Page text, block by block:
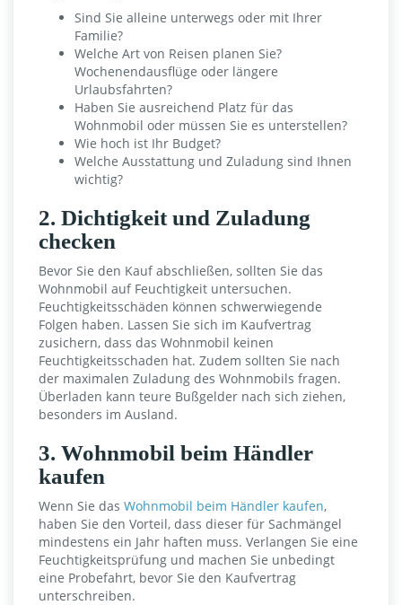
Sind Sie alleine unterwegs oder mit Ihrer
Familie?
Welche Art von Reisen planen Sie?
Wochenendausflüge oder längere
Urlaubsfahrten?
Haben Sie ausreichend Platz für das
Wohnmobil oder müssen Sie es unterstellen?
Wie hoch ist Ihr Budget?
Welche Ausstattung und Zuladung sind Ihnen
wichtig?
2. Dichtigkeit und Zuladung
checken
Bevor Sie den Kauf abschließen, sollten Sie das
Wohnmobil auf Feuchtigkeit untersuchen.
Feuchtigkeitsschäden können schwerwiegende
Folgen haben. Lassen Sie sich im Kaufvertrag
zusichern, dass das Wohnmobil keinen
Feuchtigkeitsschaden hat. Zudem sollten Sie nach
der maximalen Zuladung des Wohnmobils fragen.
Überladen kann teure Bußgelder nach sich ziehen,
besonders im Ausland.
3. Wohnmobil beim Händler
kaufen
Wenn Sie das Wohnmobil beim Händler kaufen,
haben Sie den Vorteil, dass dieser für Sachmängel
mindestens ein Jahr haften muss. Verlangen Sie eine
Feuchtigkeitsprüfung und machen Sie unbedingt
eine Probefahrt, bevor Sie den Kaufvertrag
unterschreiben.